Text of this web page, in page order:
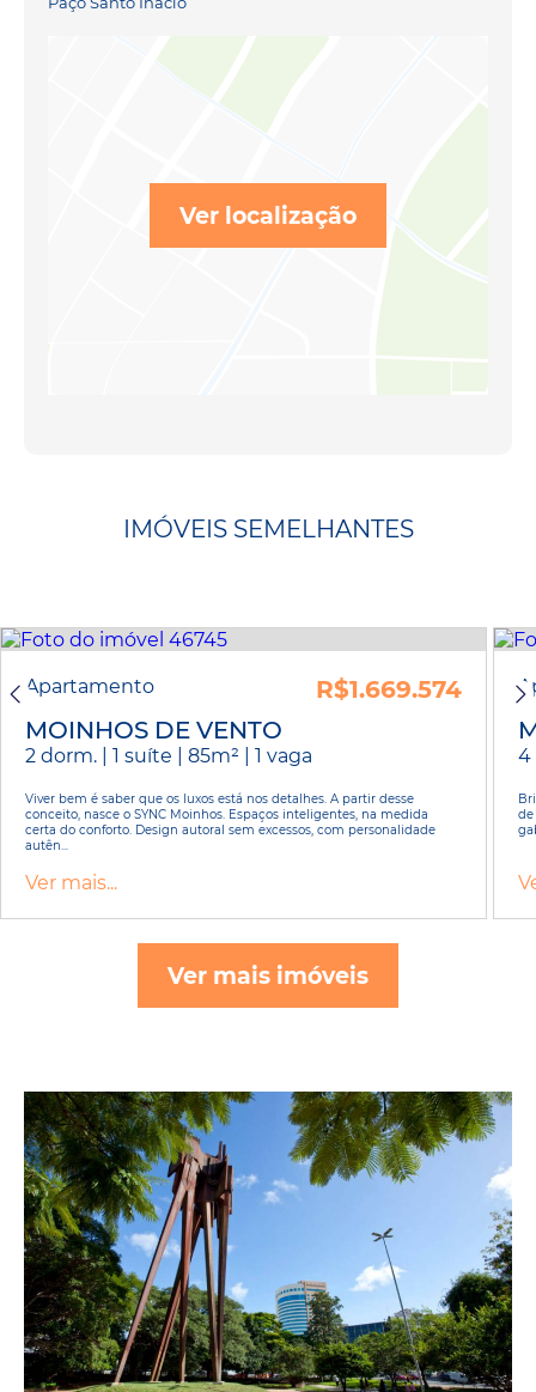
Ver localização
IMÓVEIS SEMELHANTES
Apartamento
R$1.669.574
MOINHOS DE VENTO
2 dorm. | 1 suíte | 85m² | 1 vaga
Viver bem é saber que os luxos está nos detalhes. A partir desse
conceito, nasce o SYNC Moinhos. Espaços inteligentes, na medida
certa do conforto. Design autoral sem excessos, com personalidade
autên...
Ver mais...
4
de
Ver mais imóveis